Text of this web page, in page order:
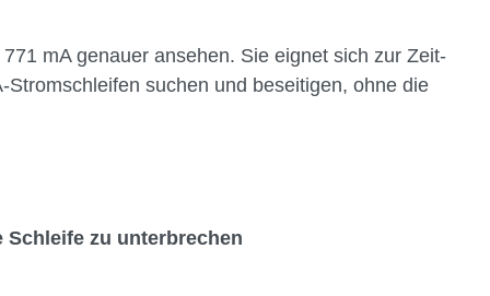
mA genauer ansehen. Sie eignet sich zur Zeit-
suchen und beseitigen, ohne die
Schleife zu unterbrechen